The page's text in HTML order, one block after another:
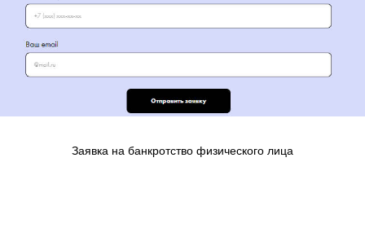
Заявка на банкротство физического лица